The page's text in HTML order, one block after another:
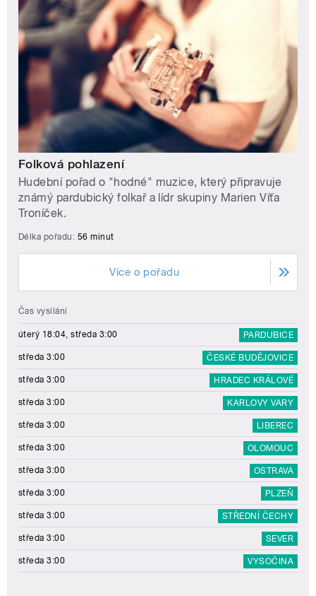
Folková pohlazení
Hudební pořad o "hodné" muzice, který připravuje
známý pardubický folkař a lídr skupiny Marien Víťa
Troníček.
Délka pořadu: 56 minut
Více o pořadu
Čas vysílání
úterý 18:04, středa 3:00 PARDUBICE
středa 3:00 ČESKÉ BUDĚJOVICE
středa 3:00 HRADEC KRÁLOVÉ
středa 3:00 KARLOVY VARY
středa 3:00 LIBEREC
středa 3:00 OLOMOUC
středa 3:00 OSTRAVA
středa 3:00 PLZEŇ
středa 3:00 STŘEDNÍ ČECHY
středa 3:00 SEVER
středa 3:00 VYSOČINA